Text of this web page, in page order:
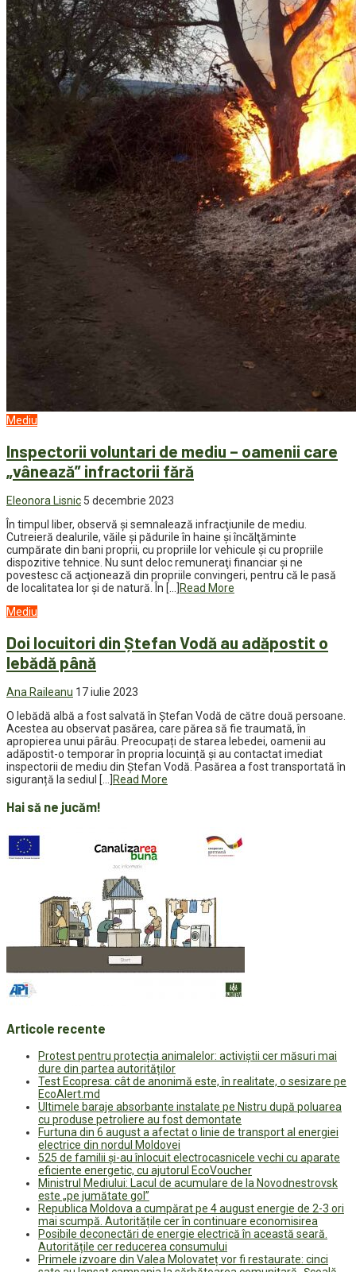
Mediu
Inspectorii voluntari de mediu – oamenii care
„vânează” infractorii fără
Eleonora Lisnic 5 decembrie 2023
În timpul liber, observă şi semnalează infracţiunile de mediu.
Cutreieră dealurile, văile şi pădurile în haine şi încălţăminte
cumpărate din bani proprii, cu propriile lor vehicule şi cu propriile
dispozitive tehnice. Nu sunt deloc remuneraţi financiar și ne
povestesc că acţionează din propriile convingeri, pentru că le pasă
de localitatea lor și de natură. În […] Read More
Mediu
Doi locuitori din Ștefan Vodă au adăpostit o
lebădă până
Ana Raileanu 17 iulie 2023
O lebădă albă a fost salvată în Ștefan Vodă de către două persoane.
Acestea au observat pasărea, care părea să fie traumată, în
apropierea unui pârâu. Preocupați de starea lebedei, oamenii au
adăpostit-o temporar în propria locuință și au contactat imediat
inspectorii de mediu din Ștefan Vodă. Pasărea a fost transportată în
siguranță la sediul […]
Read More
Hai să ne jucăm!
Articole recente
Protest pentru protecția animalelor: activiștii cer măsuri mai
dure din partea autorităților
Test Ecopresa: cât de anonimă este, în realitate, o sesizare pe
EcoAlert.md
Ultimele baraje absorbante instalate pe Nistru după poluarea
cu produse petroliere au fost demontate
Furtuna din 6 august a afectat o linie de transport al energiei
electrice din nordul Moldovei
525 de familii și-au înlocuit electrocasnicele vechi cu aparate
eficiente energetic, cu ajutorul EcoVoucher
Ministrul Mediului: Lacul de acumulare de la Novodnestrovsk
este „pe jumătate gol”
Republica Moldova a cumpărat pe 4 august energie de 2-3 ori
mai scumpă. Autoritățile cer în continuare economisirea
Posibile deconectări de energie electrică în această seară.
Autoritățile cer reducerea consumului
Primele izvoare din Valea Molovateț vor fi restaurate: cinci